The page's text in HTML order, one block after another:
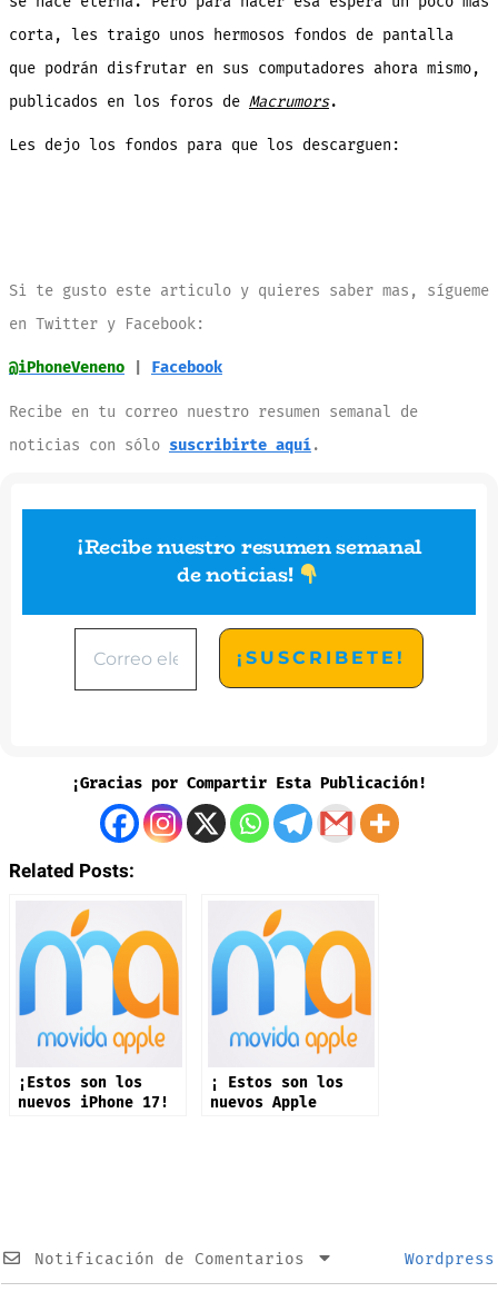
corta, les traigo unos hermosos fondos de pantalla
que podrán disfrutar en sus computadores ahora mismo,
publicados en los foros de Macrumors.
Les dejo los fondos para que los descarguen:
Si te gusto este articulo y quieres saber mas, sígueme
en Twitter y Facebook:
@iPhoneVeneno| Facebook
Recibe en tu correo nuestro resumen semanal de
noticias con sólo suscribirte aquí.
¡Recibe nuestro resumen semanal
de noticias!
¡Gracias por Compartir Esta Publicación!
Related Posts:
¡Estos son los
nuevos iPhone 17!
¡ Estos son los
nuevos Apple
Notificación de Comentarios Wordpress